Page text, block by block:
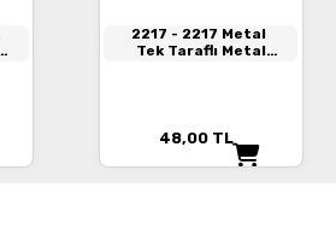
2217 - 2217 Metal
Tek Taraflı Metal
48,00 TL